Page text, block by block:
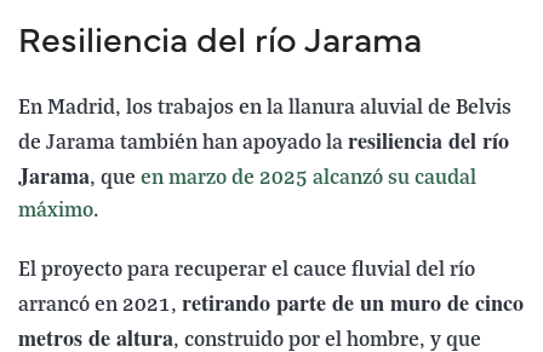
Resiliencia del río Jarama
En Madrid, los trabajos en la llanura aluvial de Belvis
de Jarama también han apoyado la resiliencia del río
Jarama, que en marzo de 2025 alcanzó su caudal
máximo.
El proyecto para recuperar el cauce fluvial del río
arrancó en 2021, retirando parte de un muro de cinco
metros de altura, construido por el hombre, y que